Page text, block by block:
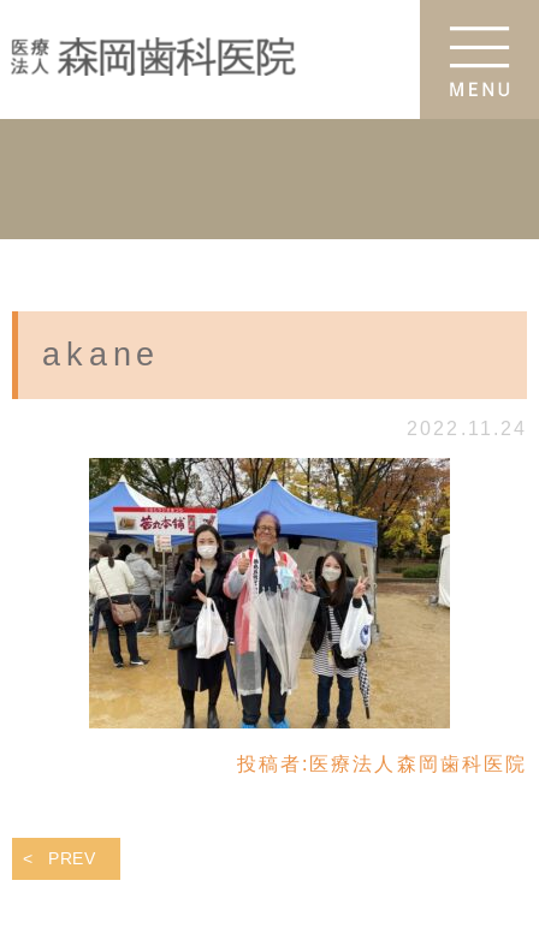
akane
2022.11.24
投稿者: 医療法人森岡歯科医院
PREV